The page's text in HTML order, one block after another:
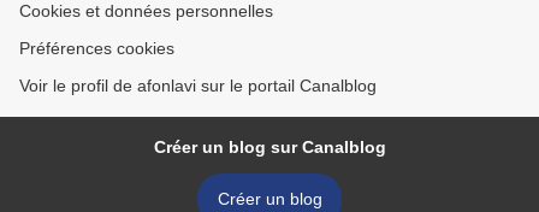
Cookies et données personnelles
Préférences cookies
Voir le profil de afonlavi sur le portail Canalblog
Créer un blog sur Canalblog
Créer un blog